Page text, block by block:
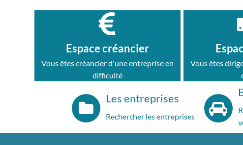
Espace créancier
Vous êtes créancier d'une entreprise en
difficulté
Vous êtes
Les entreprises
Rechercher les entreprises